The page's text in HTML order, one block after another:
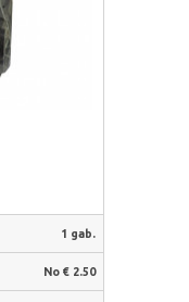
1 gab.
No € 2.50